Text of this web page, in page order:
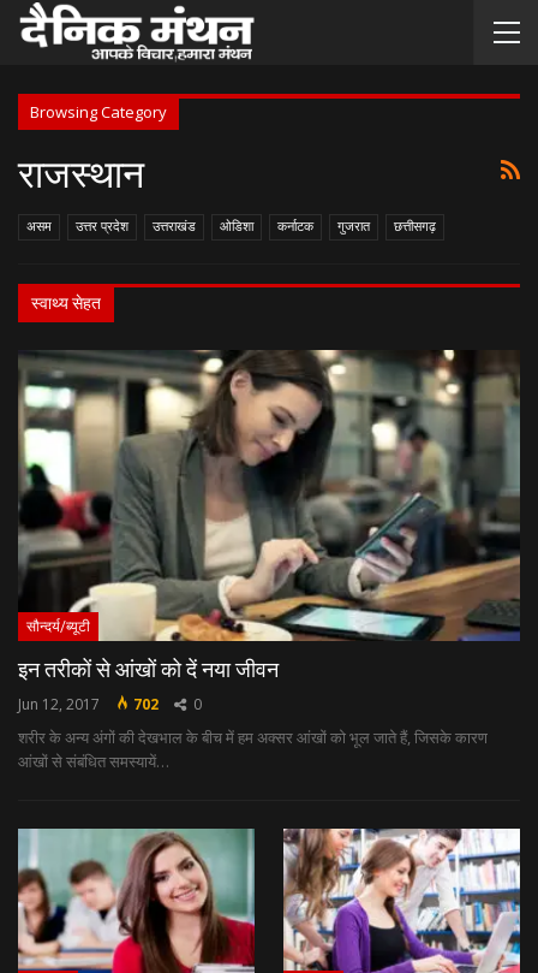
Browsing Category
राजस्थान
असम उत्तर प्रदेश उत्तराखंड ओडिशा कर्नाटक गुजरात छत्तीसगढ़
स्वाथ्य सेहत
सौन्दर्य/ब्यूटी
इन तरीकों से आंखों को दें नया जीवन
Jun 12, 2017 702 0
शरीर के अन्‍य अंगों की देखभाल के बीच में हम अक्‍सर आंखों को भूल जाते हैं, जिसके कारण
आंखों से संबंधित समस्‍यायें…